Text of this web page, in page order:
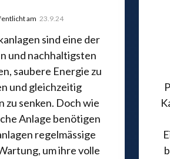
am 23.9.24
sind eine der
und nachhaltigsten
saubere Energie zu
und gleichzeitig
zu senken. Doch wie
Anlage benötigen
regelmässige
um ihre volle